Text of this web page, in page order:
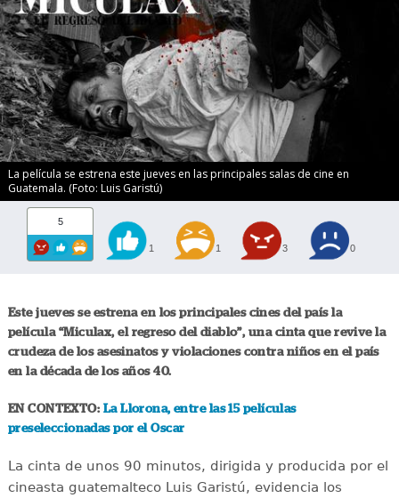
La película se estrena este jueves en las principales salas de cine en
Guatemala. (Foto: Luis Garistú)
5
1 1 3 0
Este jueves se estrena en los principales cines del país la
película “Miculax, el regreso del diablo”, una cinta que revive la
crudeza de los asesinatos y violaciones contra niños en el país
en la década de los años 40.
EN CONTEXTO: La Llorona, entre las 15 películas
preseleccionadas por el Oscar
La cinta de unos 90 minutos, dirigida y producida por el
cineasta guatemalteco Luis Garistú, evidencia los